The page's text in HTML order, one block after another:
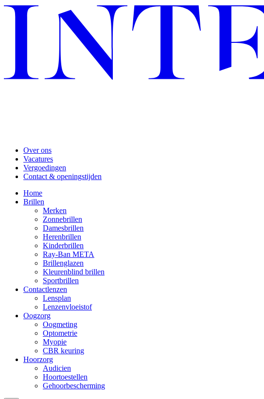
Over ons
Vacatures
Vergoedingen
Contact & openingstijden
Home
Brillen
Merken
Zonnebrillen
Damesbrillen
Herenbrillen
Kinderbrillen
Ray-Ban META
Brillenglazen
Kleurenblind brillen
Sportbrillen
Contactlenzen
Lensplan
Lenzenvloeistof
Oogzorg
Oogmeting
Optometrie
Myopie
CBR keuring
Hoorzorg
Audicien
Hoortoestellen
Gehoorbescherming